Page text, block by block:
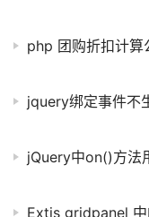
php 团购折扣计算
jquery绑定事件不
jQuery中on()方法
Extjs gridpanel 中的